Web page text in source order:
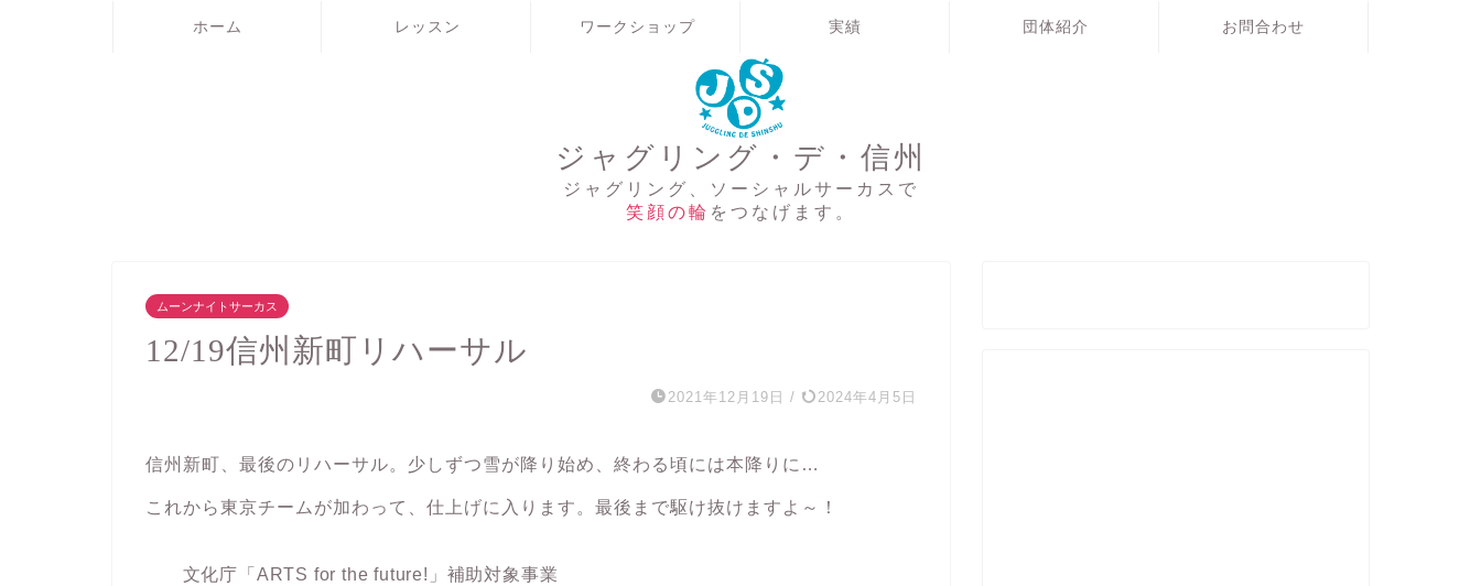
ホーム レッスン ワークショップ 実績 団体紹介 お問合わせ
ジャグリング・デ・信州
ジャグリング、ソーシャルサーカスで
笑顔の輪 をつなげます。
ムーンナイトサーカス
12/19信州新町リハーサル
2021年12月19日 / 2024年4月5日
信州新町、最後のリハーサル。少しずつ雪が降り始め、終わる頃には本降りに…
これから東京チームが加わって、仕上げに入ります。最後まで駆け抜けますよ～！
文化庁「ARTS for the future!」補助対象事業